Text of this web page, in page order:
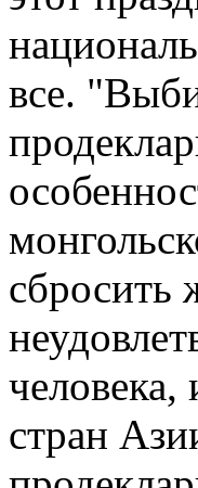
все.
сбросить
стран